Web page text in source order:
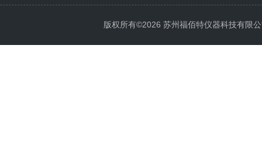
版权所有©2026 苏州福佰特仪器科技有限